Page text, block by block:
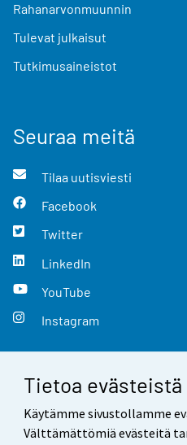
Tietoa evästeistä
Käytämme sivustollamme
Välttämättömiä evästeitä
Rahanarvonmuunnin
Tulevat julkaisut
Tutkimusaineistot
Seuraa meitä
Tilaa uutisviesti
Facebook
Twitter
LinkedIn
YouTube
Instagram
Yhteystiedot
Palaute